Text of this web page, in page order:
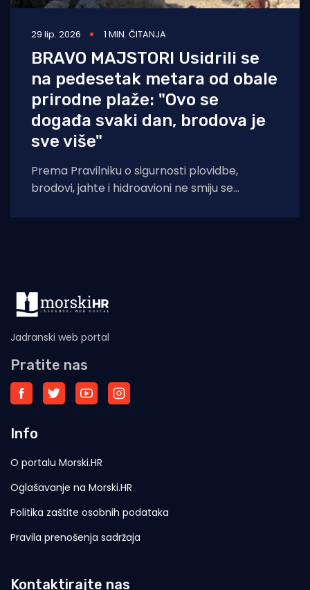
29 lip. 2026 1 MIN. ČITANJA
BRAVO MAJSTORI Usidrili se
na pedesetak metara od obale
prirodne plaže: "Ovo se
događa svaki dan, brodova je
sve više"
Prema Pravilniku o sigurnosti plovidbe,
brodovi, jahte i hidroavioni ne smiju se
Jadranski web portal
Pratite nas
Info
O portalu Morski.HR
Oglašavanje na Morski.HR
Politika zaštite osobnih podataka
Pravila prenošenja sadržaja
Kontaktirajte nas